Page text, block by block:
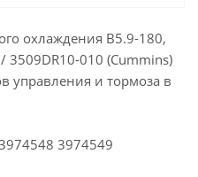
охлаждения B5.9-180,
3509DR10-010 (Cummins)
управления и тормоза в
3974549